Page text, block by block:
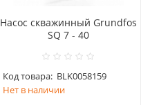
Насос скважинный Grundfos
SQ 7 - 40
Код товара: BLK0058159
Нет в наличии